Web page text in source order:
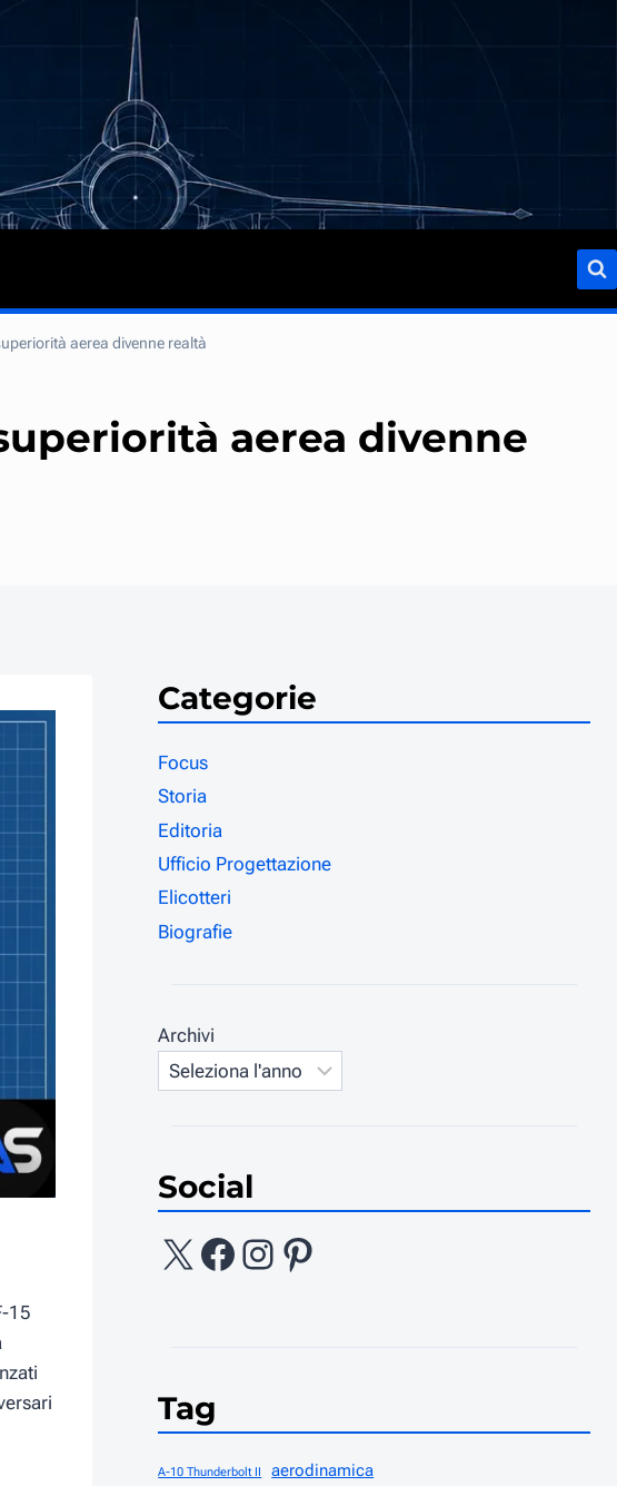
aerea divenne realtà
aerea divenne
15
Categorie
Focus
Storia
Editoria
Ufficio Progettazione
Elicotteri
Biografie
Archivi
Social
X Facebook
Instagram
Pinterest
Tag
A-10 Thunderbolt II aerodinamica